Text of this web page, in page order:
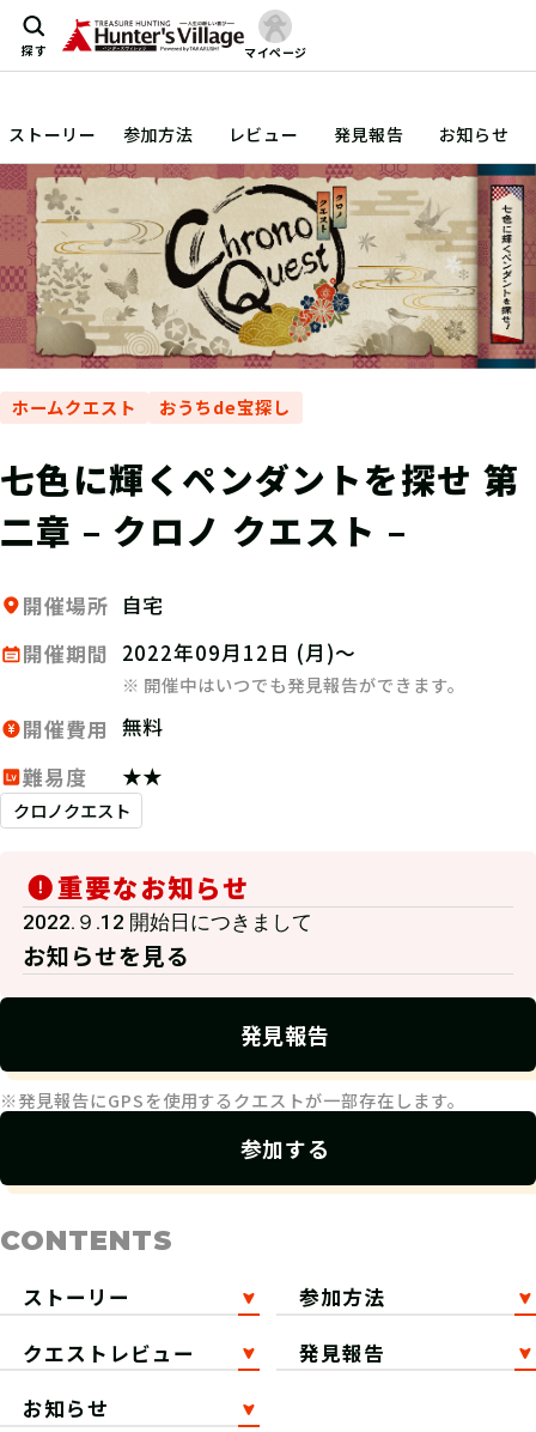
探す マイページ
ストーリー 参加方法 レビュー 発見報告 お知らせ
ホームクエスト おうちde宝探し
七色に輝くペンダントを探せ 第
二章 – クロノ クエスト –
開催場所 自宅
開催期間
2022年09月12日 (月)～
※ 開催中はいつでも発見報告ができます。
開催費用 無料
難易度
★★
クロノクエスト
重要なお知らせ
2022.９.12 開始日につきまして
お知らせを見る
発見報告
※発見報告にGPSを使用するクエストが一部存在します。
参加する
CONTENTS
ストーリー
参加方法
クエストレビュー
発見報告
お知らせ